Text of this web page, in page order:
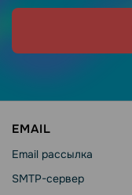
EMAIL
Email рассылка
SMTP-сервер